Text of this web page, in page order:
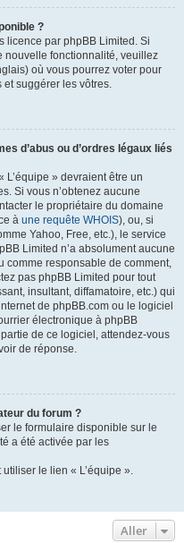
?
licence par phpBB Limited. Si
nouvelle fonctionnalité, veuillez
où vous pourrez voter pour
et suggérer les vôtres.
d’abus ou d’ordres légaux liés
L’équipe » devraient être un
Si vous n’obtenez aucune
le propriétaire du domaine
à une requête WHOIS), ou, si
Yahoo, Free, etc.), le service
Limited n’a absolument aucune
comme responsable de comment,
pas phpBB Limited pour tout
insultant, diffamatoire, etc.) qui
de phpBB.com ou le logiciel
électronique à phpBB
de ce logiciel, attendez-vous
de réponse.
du forum ?
le formulaire disponible sur le
a été activée par les
le lien « L’équipe ».
Aller